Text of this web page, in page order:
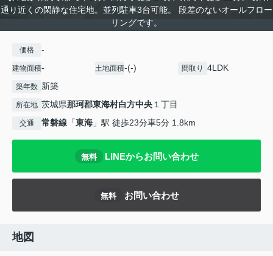
通り近くの閑静な住宅地。並列駐車3台可能。 段差のないオールフロー
リングです。
価格 -
建物面積- 土地面積-(-) 間取り 4LDK
築年数 新築
所在地 茨城県那珂郡東海村白方中央１丁目
交通 常磐線 「東海 」駅 徒歩23分車5分 1.8km
無料 LINEからお問い合わせ
無料 お問い合わせ
地図